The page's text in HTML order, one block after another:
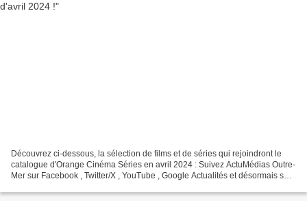
Découvrez ci-dessous, la sélection de films et de séries qui rejoindront le
catalogue d'Orange Cinéma Séries en avril 2024 : Suivez ActuMédias Outre-
Mer sur Facebook , Twitter/X , YouTube , Google Actualités et désormais sur